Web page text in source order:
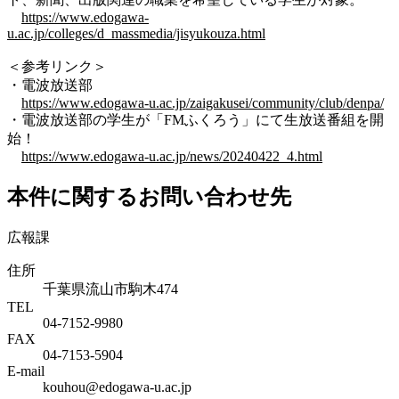
https://www.edogawa-
u.ac.jp/colleges/d_massmedia/jisyukouza.html
＜参考リンク＞
・電波放送部
https://www.edogawa-u.ac.jp/zaigakusei/community/club/denpa/
・電波放送部の学生が「FMふくろう」にて生放送番組を開
始！
https://www.edogawa-u.ac.jp/news/20240422_4.html
本件に関するお問い合わせ先
広報課
住所
千葉県流山市駒木474
TEL
04-7152-9980
FAX
04-7153-5904
E-mail
kouhou@edogawa-u.ac.jp